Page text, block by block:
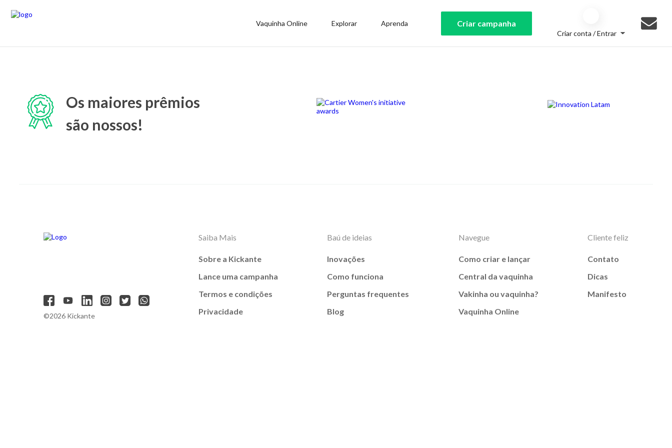
Vaquinha Online Explorar Aprenda Criar campanha
Criar conta / Entrar
Os maiores prêmios
são nossos!
©2026 Kickante
Saiba Mais
Sobre a Kickante
Lance uma campanha
Termos e condições
Privacidade
Baú de ideias
Inovações
Como funciona
Perguntas frequentes
Blog
Navegue
Como criar e lançar
Central da vaquinha
Vakinha ou vaquinha?
Vaquinha Online
Cliente feliz
Contato
Dicas
Manifesto